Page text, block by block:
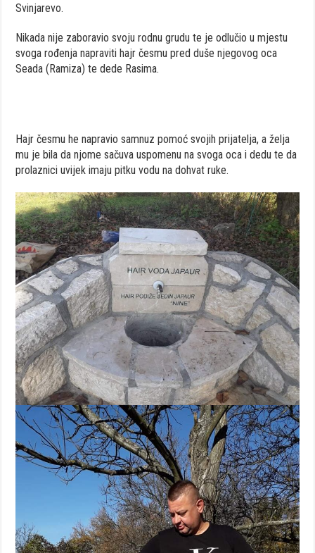
Svinjarevo.
Nikada nije zaboravio svoju rodnu grudu te je odlučio u mjestu
svoga rođenja napraviti hajr česmu pred duše njegovog oca
Seada (Ramiza) te dede Rasima.
Hajr česmu he napravio samnuz pomoć svojih prijatelja, a želja
mu je bila da njome sačuva uspomenu na svoga oca i dedu te da
prolaznici uvijek imaju pitku vodu na dohvat ruke.